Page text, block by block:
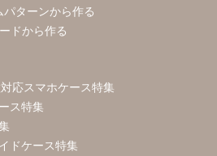
パターンから作る
ドから作る
応スマホケース特集
ス特集
ドケース特集